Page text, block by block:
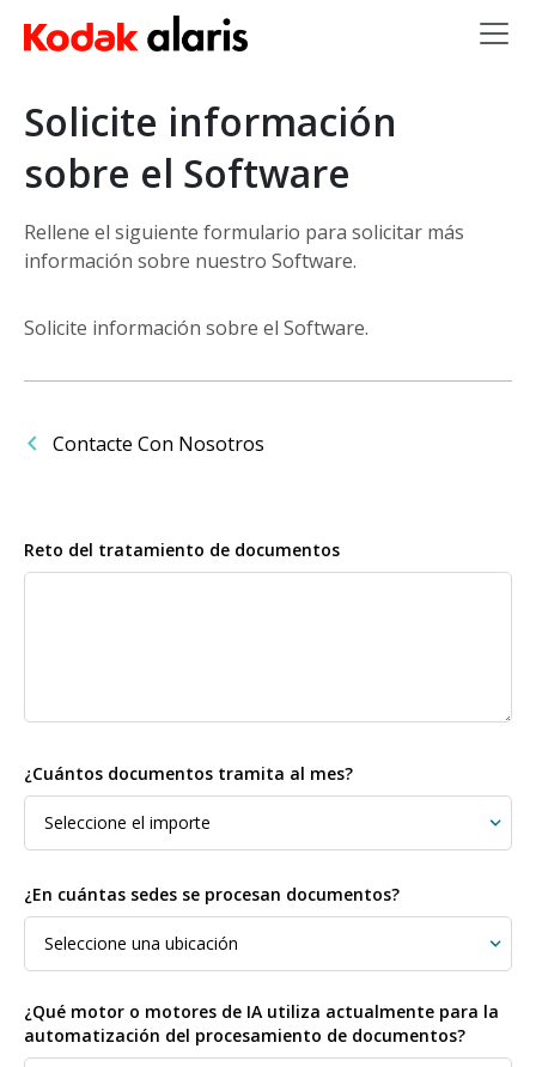
Skip to main content
Solicite información
sobre el Software
Rellene el siguiente formulario para solicitar más
información sobre nuestro Software.
Solicite información sobre el Software.
Contacte Con Nosotros
Reto del tratamiento de documentos
¿Cuántos documentos tramita al mes?
¿En cuántas sedes se procesan documentos?
¿Qué motor o motores de IA utiliza actualmente para la
automatización del procesamiento de documentos?